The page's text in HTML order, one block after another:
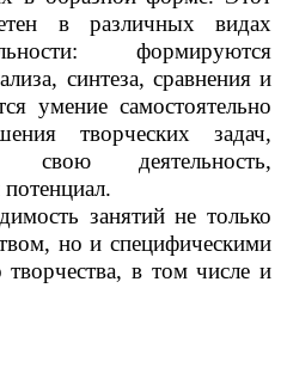
в различных видах
формируются
синтеза, сравнения и
умение самостоятельно
творческих задач,
свою деятельность,
занятий не только
но и специфическими
творчества, в том числе и